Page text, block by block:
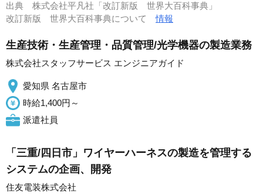
出典 株式会社平凡社「改訂新版 世界大百科事典」
改訂新版 世界大百科事典について情報
生産技術・生産管理・品質管理/光学機器の製造業務
株式会社スタッフサービス エンジニアガイド
愛知県 名古屋市
時給1,400円～
派遣社員
「三重/四日市」ワイヤーハーネスの製造を管理する
システムの企画、開発
住友電装株式会社